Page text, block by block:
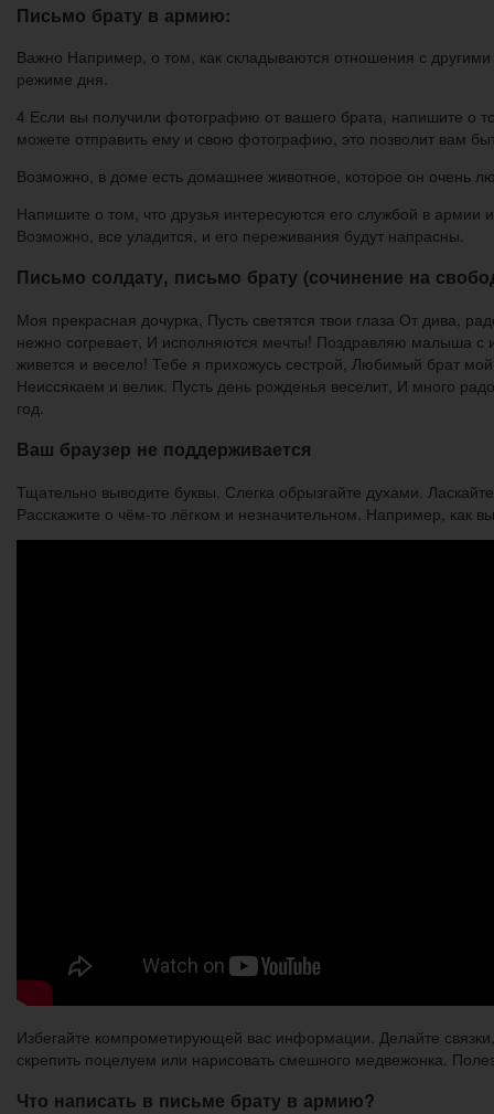
Письмо брату в армию:
Важно Например, о том, как складываются отношения с
режиме дня.
4 Если вы получили фотографию от вашего брата, напишите о
можете отправить ему и свою фотографию, это позволит вам
Возможно, в доме есть домашнее животное, которое он очень
Напишите о том, что друзья интересуются его службой в
Возможно, все уладится, и его переживания будут напрасны.
Письмо солдату, письмо брату (сочинение на
Моя прекрасная дочурка, Пусть светятся твои глаза От дива,
нежно согревает, И исполняются мечты! Поздравляю малыша с
живется и весело! Тебе я прихожусь сестрой, Любимый брат
Неиссякаем и велик. Пусть день рожденья веселит, И много
год.
Ваш браузер не поддерживается
Тщательно выводите буквы. Слегка обрызгайте духами.
Расскажите о чём-то лёгком и незначительном. Например, как
Избегайте компрометирующей вас информации. Делайте
скрепить поцелуем или нарисовать смешного медвежонка.
Что написать в письме брату в армию?